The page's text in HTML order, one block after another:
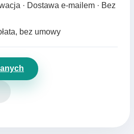
· Dostawa e‑mailem · Bez
bez umowy